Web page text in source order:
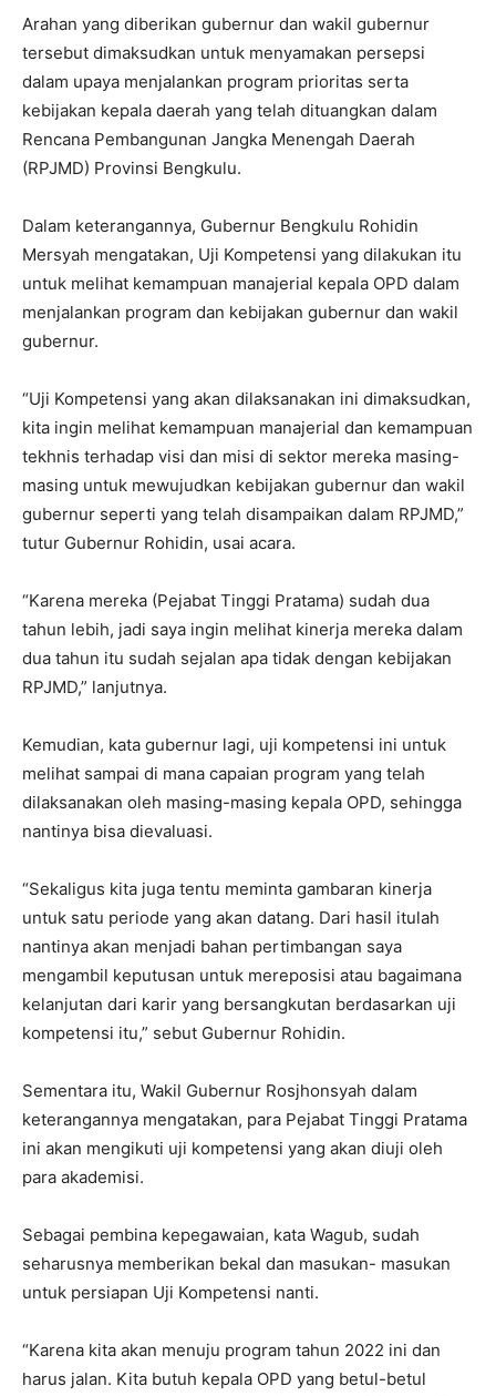
Arahan yang diberikan gubernur dan wakil gubernur
tersebut dimaksudkan untuk menyamakan persepsi
dalam upaya menjalankan program prioritas serta
kebijakan kepala daerah yang telah dituangkan dalam
Rencana Pembangunan Jangka Menengah Daerah
(RPJMD) Provinsi Bengkulu.
Dalam keterangannya, Gubernur Bengkulu Rohidin
Mersyah mengatakan, Uji Kompetensi yang dilakukan itu
untuk melihat kemampuan manajerial kepala OPD dalam
menjalankan program dan kebijakan gubernur dan wakil
gubernur.
“Uji Kompetensi yang akan dilaksanakan ini dimaksudkan,
kita ingin melihat kemampuan manajerial dan kemampuan
tekhnis terhadap visi dan misi di sektor mereka masing-
masing untuk mewujudkan kebijakan gubernur dan wakil
gubernur seperti yang telah disampaikan dalam RPJMD,”
tutur Gubernur Rohidin, usai acara.
“Karena mereka (Pejabat Tinggi Pratama) sudah dua
tahun lebih, jadi saya ingin melihat kinerja mereka dalam
dua tahun itu sudah sejalan apa tidak dengan kebijakan
RPJMD,” lanjutnya.
Kemudian, kata gubernur lagi, uji kompetensi ini untuk
melihat sampai di mana capaian program yang telah
dilaksanakan oleh masing-masing kepala OPD, sehingga
nantinya bisa dievaluasi.
“Sekaligus kita juga tentu meminta gambaran kinerja
untuk satu periode yang akan datang. Dari hasil itulah
nantinya akan menjadi bahan pertimbangan saya
mengambil keputusan untuk mereposisi atau bagaimana
kelanjutan dari karir yang bersangkutan berdasarkan uji
kompetensi itu,” sebut Gubernur Rohidin.
Sementara itu, Wakil Gubernur Rosjhonsyah dalam
keterangannya mengatakan, para Pejabat Tinggi Pratama
ini akan mengikuti uji kompetensi yang akan diuji oleh
para akademisi.
Sebagai pembina kepegawaian, kata Wagub, sudah
seharusnya memberikan bekal dan masukan- masukan
untuk persiapan Uji Kompetensi nanti.
“Karena kita akan menuju program tahun 2022 ini dan
harus jalan. Kita butuh kepala OPD yang betul-betul